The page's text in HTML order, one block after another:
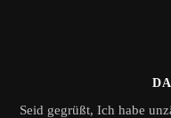
Seid gegrüßt, Ich habe